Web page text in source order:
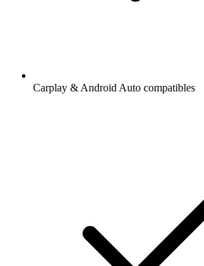
Carplay & Android Auto compatibles